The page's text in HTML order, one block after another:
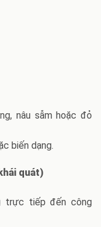
nâu sẫm hoặc đỏ
biến dạng.
quát)
trực tiếp đến công